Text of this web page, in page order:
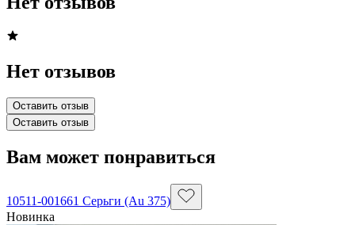
Нет отзывов
Оставить отзыв
Оставить отзыв
Вам может понравиться
10511-001661 Серьги (Au 375)
Новинка